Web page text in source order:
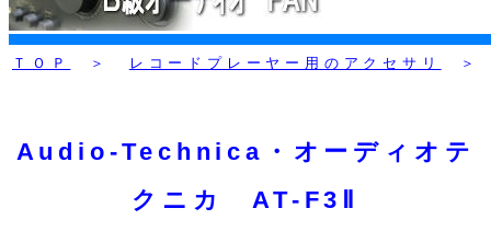
ＴＯＰ ＞ レコードプレーヤー用のアクセサリ
Audio-Technica・オーディオテ
クニカ AT-F3Ⅱ